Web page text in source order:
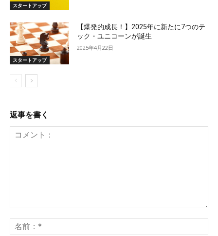
スタートアップ
スタートアップ
【爆発的成長！】2025年に新たに7つのテ
ック・ユニコーンが誕生
2025年4月22日
返事を書く
ン
前